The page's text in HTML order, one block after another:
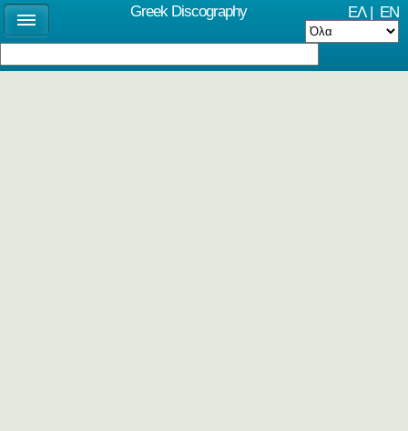
ΕΛ| EN
Greek Discography